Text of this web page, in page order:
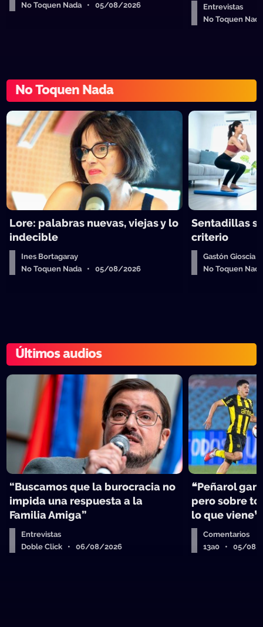
No Toquen Nada • 05/08/2026
Entrevistas
No Toquen
No Toquen Nada
Lore: palabras nuevas, viejas y lo
indecible
Ines Bortagaray
No Toquen Nada • 05/08/2026
Sentadillas
criterio
Gastón Gioscia
No Toquen
Últimos audios
“Buscamos que la burocracia no
impida una respuesta a la
Familia Amiga”
Entrevistas
Doble Click • 06/08/2026
❝Peñarol
pero sobre
lo que viene❞
Comentarios
13a0 • 05/08/